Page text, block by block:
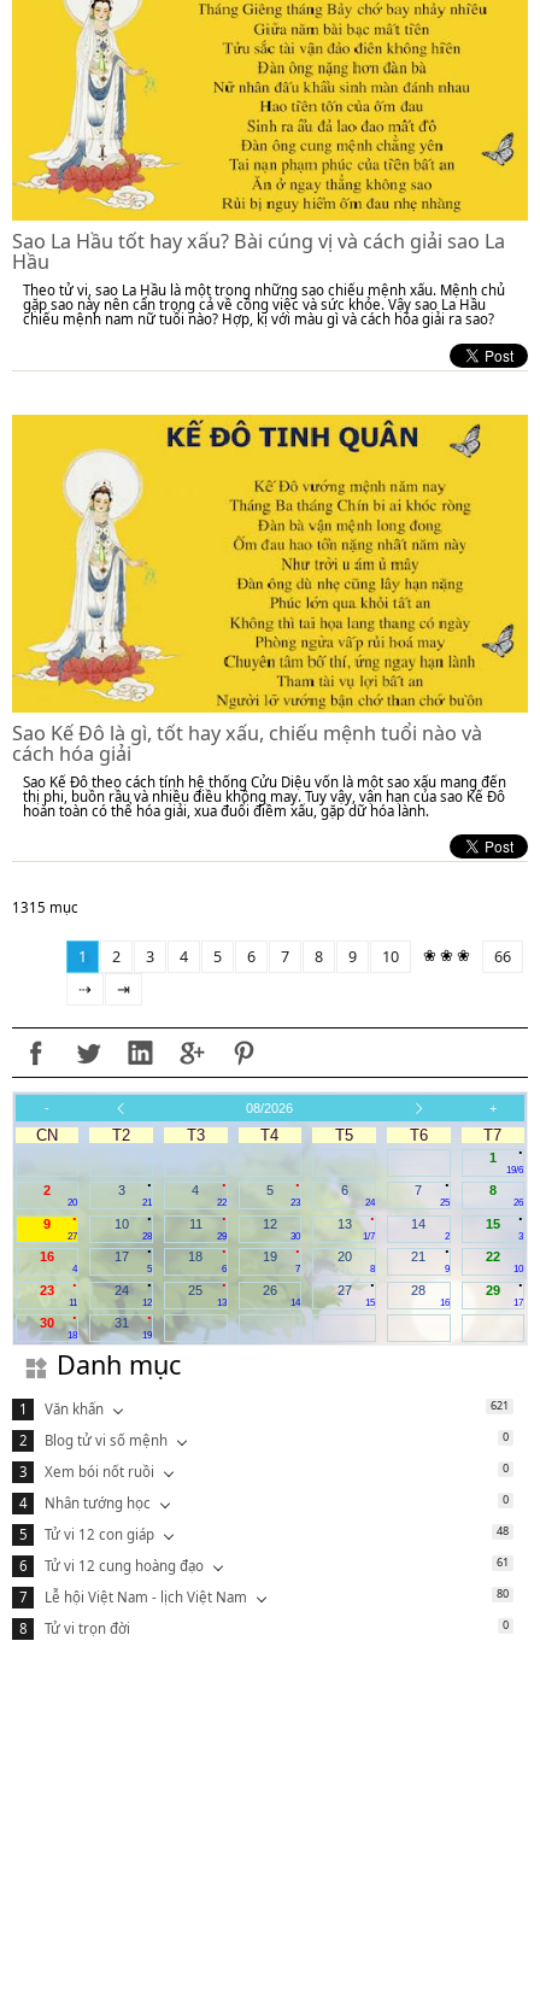
Sao La Hầu tốt hay xấu? Bài cúng vị và cách giải sao La
Hầu
Theo tử vi, sao La Hầu là một trong những sao chiếu mệnh xấu. Mệnh chủ
gặp sao này nên cẩn trọng cả về công việc và sức khỏe. Vậy sao La Hầu
chiếu mệnh nam nữ tuổi nào? Hợp, kị với màu gì và cách hóa giải ra sao?
Sao Kế Đô là gì, tốt hay xấu, chiếu mệnh tuổi nào và
cách hóa giải
Sao Kế Đô theo cách tính hệ thống Cửu Diệu vốn là một sao xấu mang đến
thị phi, buồn rầu và nhiều điều không may. Tuy vậy, vận hạn của sao Kế Đô
hoàn toàn có thể hóa giải, xua đuổi điềm xấu, gặp dữ hóa lành.
1315 mục
1 2 3 4 5 6 7 8 9 10 ❀ ❀ ❀
66
⇢
⇥
- 08/2026 +
CN T2 T3 T4 T5 T6 T7
.
1
19/6
2
20
.
3
21
.
4
22
.
5
23
6
24
.
7
25
8
26
.
9
27
.
10
28
.
11
29
12
30
.
13
1/7
14
2
.
15
3
16
4
.
17
5
.
18
6
.
19
7
20
8
.
21
9
22
10
.
23
11
.
24
12
.
25
13
26
14
.
27
15
28
16
.
29
17
.
30
18
.
31
19
Danh mục
Văn khấn 621
Blog tử vi số mệnh 0
Xem bói nốt ruồi 0
Nhân tướng học 0
Tử vi 12 con giáp 48
Tử vi 12 cung hoàng đạo 61
Lễ hội Việt Nam - lịch Việt Nam 80
Tử vi trọn đời 0